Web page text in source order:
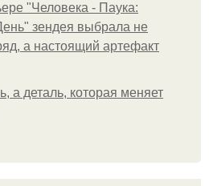
"Человека - Паука:
зендея выбрала не
а настоящий артефакт
а деталь, которая меняет